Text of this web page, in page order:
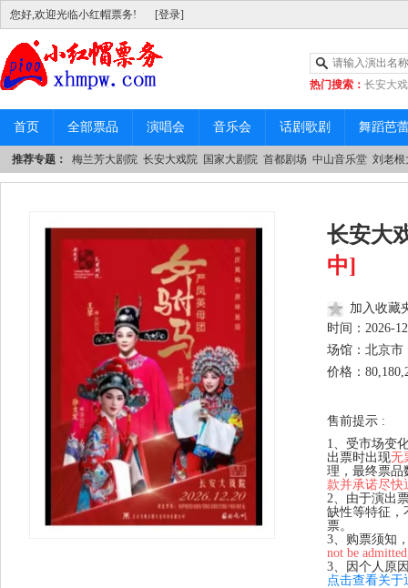
您好,欢迎光临小红帽票务! [登录]
热门搜索： 长安大
|中山音乐堂
首页 全部票品 演唱会 音乐会 话剧歌剧 舞蹈芭
推荐专题： 梅兰芳大剧院 长安大戏院 国家大剧院 首都剧场 中山音乐堂 刘老根
长安大
中]
加入收藏
时间： 2026-
场馆：北京市
价格：
售前提示 :
1、受市场变
出票时出现无
理，最终票品
款并承诺尽快
2、由于演出
缺性等特征，
票。
3、购票须知
not be
3、因个人原
点击查看关于